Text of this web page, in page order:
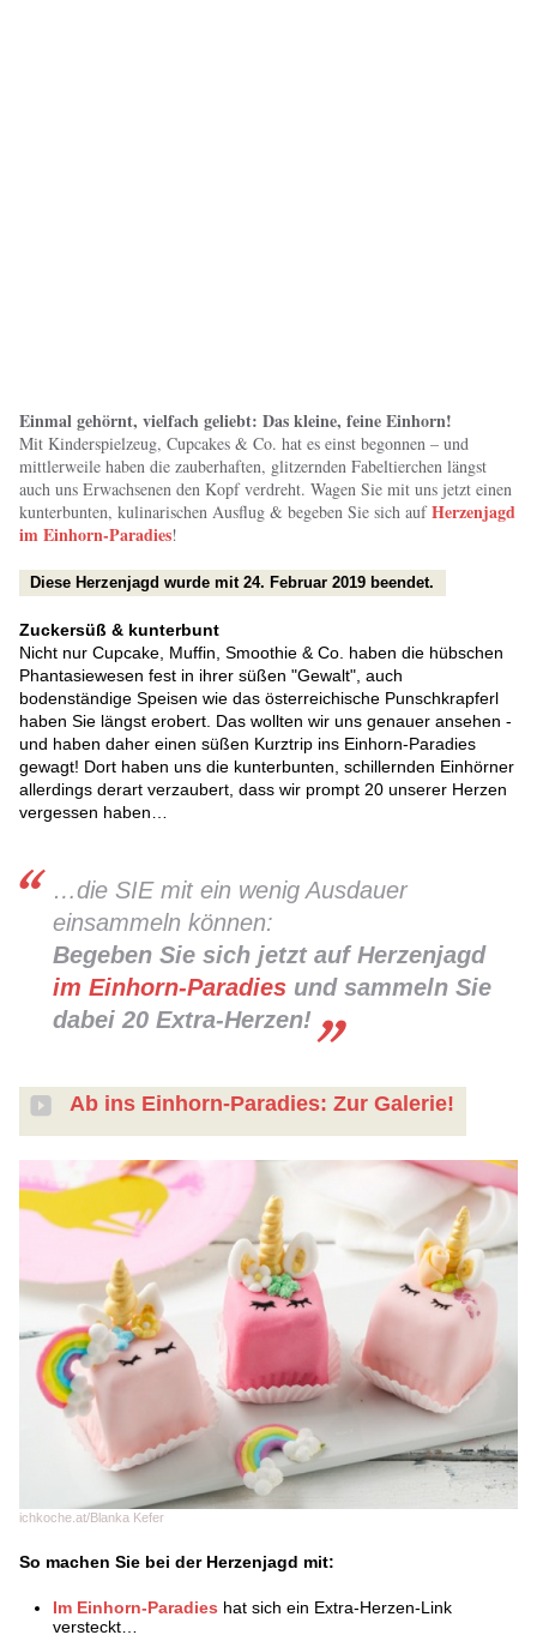
Einmal gehörnt, vielfach geliebt: Das kleine, feine Einhorn!
Mit Kinderspielzeug, Cupcakes & Co. hat es einst begonnen – und
mittlerweile haben die zauberhaften, glitzernden Fabeltierchen längst
auch uns Erwachsenen den Kopf verdreht. Wagen Sie mit uns jetzt einen
kunterbunten, kulinarischen Ausflug & begeben Sie sich aufHerzenjagd
im Einhorn-Paradies!
Diese Herzenjagd wurde mit 24. Februar 2019 beendet.
Zuckersüß & kunterbunt
Nicht nur Cupcake, Muffin, Smoothie & Co. haben die hübschen
Phantasiewesen fest in ihrer süßen "Gewalt", auch
bodenständige Speisen wie das österreichische Punschkrapferl
haben Sie längst erobert. Das wollten wir uns genauer ansehen -
und haben daher einen süßen Kurztrip ins Einhorn-Paradies
gewagt! Dort haben uns die kunterbunten, schillernden Einhörner
allerdings derart verzaubert, dass wir prompt 20 unserer Herzen
vergessen haben…
…die SIE mit ein wenig Ausdauer
einsammeln können:
Begeben Sie sich jetzt auf Herzenjagd
im Einhorn-Paradies und sammeln Sie
dabei 20 Extra-Herzen!
Ab ins Einhorn-Paradies: Zur Galerie!
ichkoche.at/Blanka Kefer
So machen Sie bei der Herzenjagd mit:
Im Einhorn-Paradies hat sich ein Extra-Herzen-Link
versteckt…